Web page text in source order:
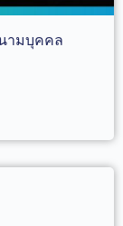
ามบุคคล